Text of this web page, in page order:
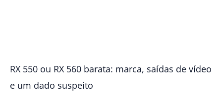
RX 550 ou RX 560 barata: marca, saídas de vídeo
e um dado suspeito